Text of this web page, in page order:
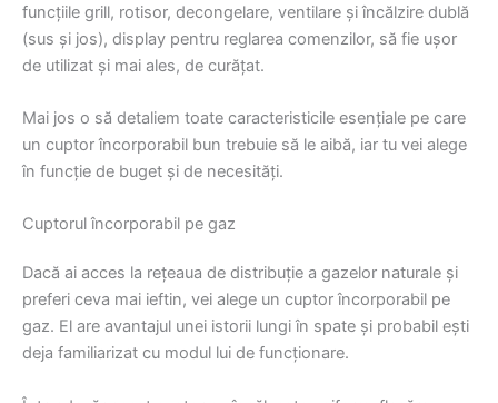
funcțiile grill, rotisor, decongelare, ventilare și încălzire dublă
(sus și jos), display pentru reglarea comenzilor, să fie ușor
de utilizat și mai ales, de curățat.
Mai jos o să detaliem toate caracteristicile esențiale pe care
un cuptor încorporabil bun trebuie să le aibă, iar tu vei alege
în funcție de buget și de necesități.
Cuptorul încorporabil pe gaz
Dacă ai acces la rețeaua de distribuție a gazelor naturale și
preferi ceva mai ieftin, vei alege un cuptor încorporabil pe
gaz. El are avantajul unei istorii lungi în spate și probabil ești
deja familiarizat cu modul lui de funcționare.